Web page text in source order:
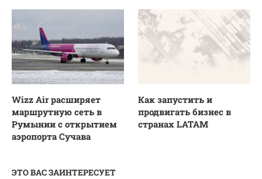
Wizz Air расширяет
маршрутную сеть в
Румынии с открытием
аэропорта Сучава
Как запустить и
продвигать бизнес в
странах LATAM
ЭТО ВАС ЗАИНТЕРЕСУЕТ